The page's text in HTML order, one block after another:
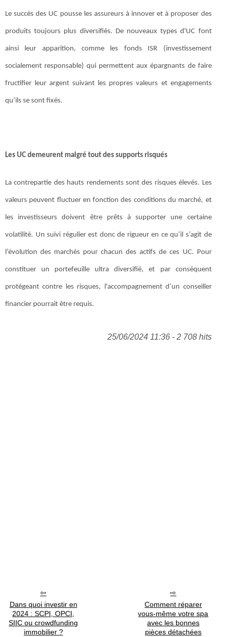
Le succès des UC pousse les assureurs à innover et à proposer des
produits toujours plus diversifiés. De nouveaux types d'UC font
ainsi leur apparition, comme les fonds ISR (investissement
socialement responsable) qui permettent aux épargnants de faire
fructifier leur argent suivant les propres valeurs et engagements
qu’ils se sont fixés.
Les UC demeurent malgré tout des supports risqués
La contrepartie des hauts rendements sont des risques élevés. Les
valeurs peuvent fluctuer en fonction des conditions du marché, et
les investisseurs doivent être prêts à supporter une certaine
volatilité. Un suivi régulier est donc de rigueur en ce qu’il s’agit de
l’évolution des marchés pour chacun des actifs de ces UC. Pour
constituer un portefeuille ultra diversifié, et par conséquent
protégeant contre les risques, l'accompagnement d’un conseiller
financier pourrait être requis.
25/06/2024 11:36 - 2 708 hits
Dans quoi investir en
2024 : SCPI, OPCI,
SIIC ou crowdfunding
immobilier ?
Comment réparer
vous-même votre spa
avec les bonnes
pièces détachées